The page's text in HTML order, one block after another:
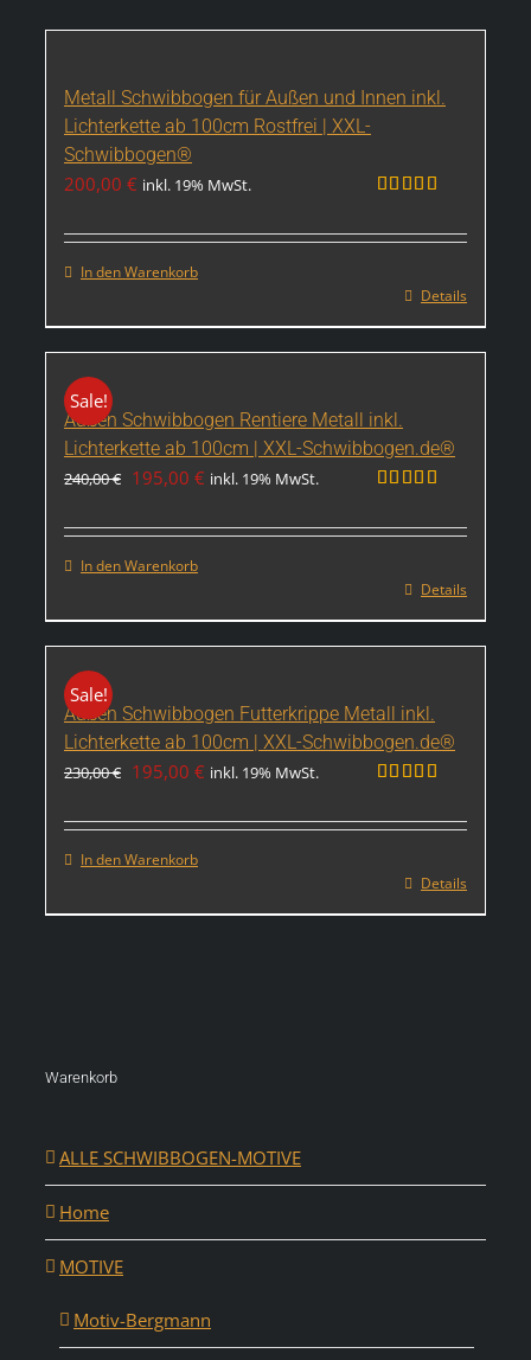
Metall Schwibbogen für Außen und Innen inkl.
Lichterkette ab 100cm Rostfrei | XXL-
Schwibbogen®
von 5
200,00 € inkl. 19% MwSt.
In den Warenkorb
Details
Sale!
Außen Schwibbogen Rentiere Metall inkl.
Lichterkette ab 100cm | XXL-Schwibbogen.de®
von 5
240,00€ Ursprünglicher
war:
240,00 €
195,00 € Aktueller
ist:
inkl. 19% MwSt.
In den Warenkorb
Details
Sale!
Außen Schwibbogen Futterkrippe Metall inkl.
Lichterkette ab 100cm | XXL-Schwibbogen.de®
von 5
230,00€ Ursprünglicher
war:
230,00 €
195,00 € Aktueller
ist:
inkl. 19% MwSt.
In den Warenkorb
Details
Warenkorb
ALLE SCHWIBBOGEN-MOTIVE
Home
MOTIVE
Motiv-Bergmann